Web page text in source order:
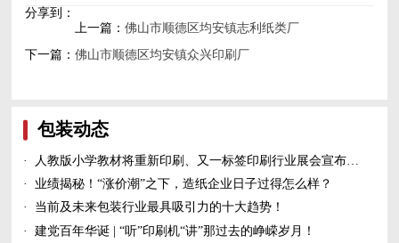
分享到：
上一篇： 佛山市顺德区均安镇志利纸类厂
下一篇： 佛山市顺德区均安镇众兴印刷厂
包装动态
·
人教版小学教材将重新印刷、又一标签印刷行业展会宣布延期、5家造纸及包装印刷富豪上榜新财富500富人榜......
·
业绩揭秘！“涨价潮”之下，造纸企业日子过得怎么样？
·
当前及未来包装行业最具吸引力的十大趋势！
·
建党百年华诞 | “听”印刷机“讲”那过去的峥嵘岁月！